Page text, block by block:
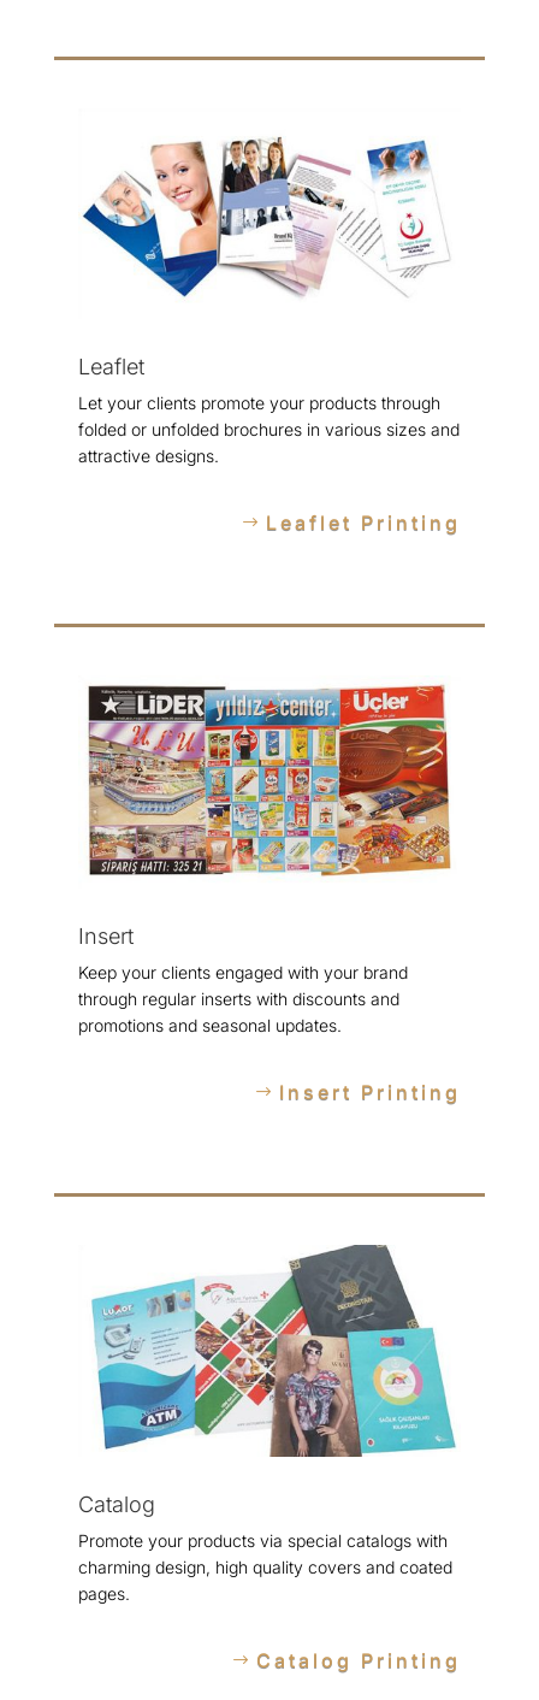
Leaflet
Let your clients promote your products through
folded or unfolded brochures in various sizes and
attractive designs.
Leaflet Printing
Insert
Keep your clients engaged with your brand
through regular inserts with discounts and
promotions and seasonal updates.
Insert Printing
Catalog
Promote your products via special catalogs with
charming design, high quality covers and coated
pages.
Catalog Printing